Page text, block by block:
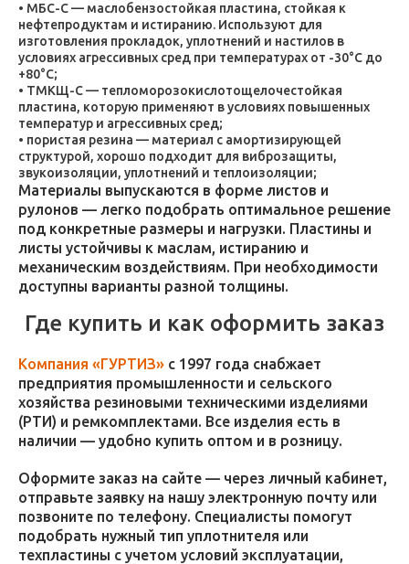
МБС-С — маслобензостойкая пластина, стойкая к
нефтепродуктам и истиранию. Используют для
изготовления прокладок, уплотнений и настилов в
условиях агрессивных сред при температурах от -30°C до
+80°C;
ТМКЩ-С — тепломорозокислотощелочестойкая
пластина, которую применяют в условиях повышенных
температур и агрессивных сред;
пористая резина — материал с амортизирующей
структурой, хорошо подходит для виброзащиты,
звукоизоляции, уплотнений и теплоизоляции;
Материалы выпускаются в форме листов и
рулонов — легко подобрать оптимальное решение
под конкретные размеры и нагрузки. Пластины и
листы устойчивы к маслам, истиранию и
механическим воздействиям. При необходимости
доступны варианты разной толщины.
Где купить и как оформить заказ
Компания «ГУРТИЗ» с 1997 года снабжает
предприятия промышленности и сельского
хозяйства резиновыми техническими изделиями
(РТИ) и ремкомплектами. Все изделия есть в
наличии — удобно купить оптом и в розницу.
Оформите заказ на сайте — через личный кабинет,
отправьте заявку на нашу электронную почту или
позвоните по телефону. Специалисты помогут
подобрать нужный тип уплотнителя или
техпластины с учетом условий эксплуатации,